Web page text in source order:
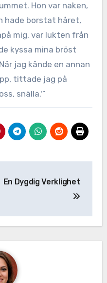
Hon var naken,
hade borstat håret,
mig, var lukten från
kyssa mina bröst
jag kände en annan
tittade jag på
snälla.'”
En Dygdig Verklighet